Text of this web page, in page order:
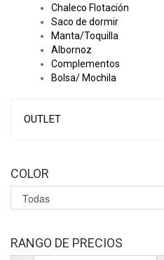
Chaleco Flotación
Saco de dormir
Manta/Toquilla
Albornoz
Complementos
Bolsa/ Mochila
OUTLET
COLOR
RANGO DE PRECIOS